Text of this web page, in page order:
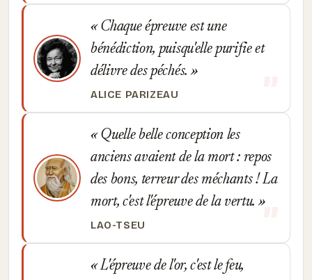
Chaque épreuve est une
bénédiction, puisqu'elle purifie et
délivre des péchés.
ALICE PARIZEAU
Quelle belle conception les
anciens avaient de la mort : repos
des bons, terreur des méchants ! La
mort, c'est l'épreuve de la vertu.
LAO-TSEU
L'épreuve de l'or, c'est le feu,